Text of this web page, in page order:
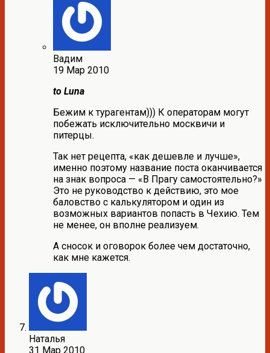
Вадим
19 Мар 2010
to Luna
Бежим к турагентам))) К операторам могут
побежать исключительно москвичи и
питерцы.
Так нет рецепта, «как дешевле и лучше»,
именно поэтому название поста оканчивается
на знак вопроса — «В Прагу самостоятельно?»
Это не руководство к действию, это мое
баловство с калькулятором и один из
возможных вариантов попасть в Чехию. Тем
не менее, он вполне реализуем.
А сносок и оговорок более чем достаточно,
как мне кажется.
Наталья
31 Мар 2010